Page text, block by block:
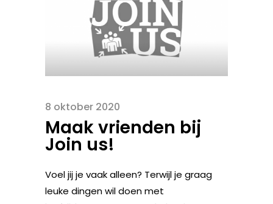
8 oktober 2020
Maak vrienden bij
Join us!
Voel jij je vaak alleen? Terwijl je graag
leuke dingen wil doen met